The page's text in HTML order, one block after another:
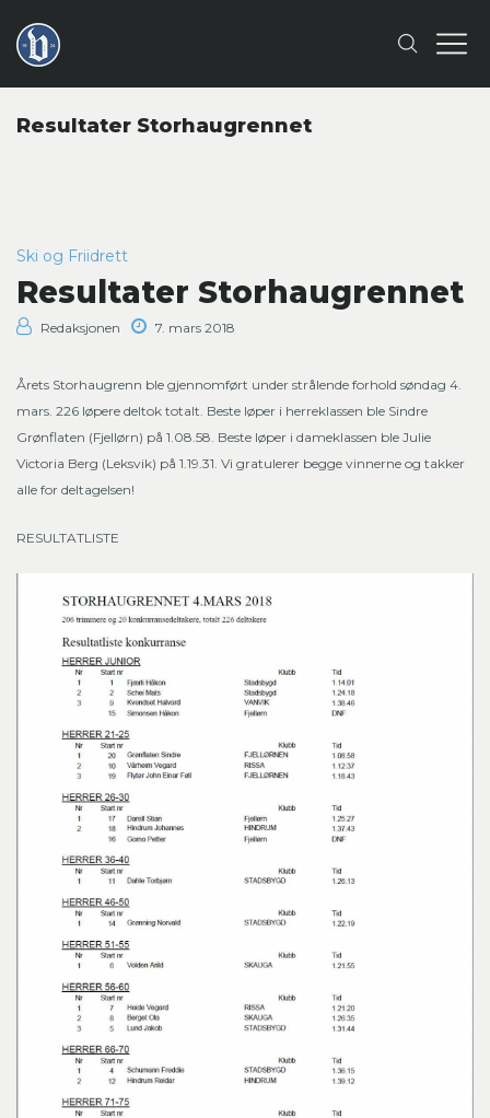
Resultater Storhaugrennet
Ski og Friidrett
Resultater Storhaugrennet
Redaksjonen 7. mars 2018
Årets Storhaugrenn ble gjennomført under strålende forhold søndag 4.
mars. 226 løpere deltok totalt. Beste løper i herreklassen ble Sindre
Grønflaten (Fjellørn) på 1.08.58. Beste løper i dameklassen ble Julie
Victoria Berg (Leksvik) på 1.19.31. Vi gratulerer begge vinnerne og takker
alle for deltagelsen!
RESULTATLISTE